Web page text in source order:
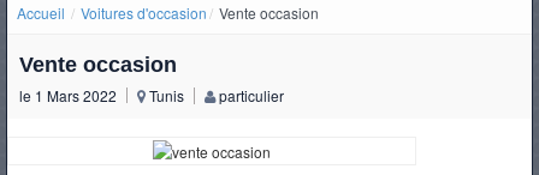
Accueil Voitures d'occasion Vente occasion
Vente occasion
le 1 Mars 2022 Tunis particulier
D'OCCASION